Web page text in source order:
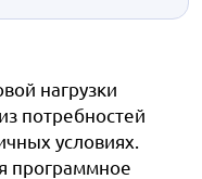
нагрузки
потребностей
условиях.
программное